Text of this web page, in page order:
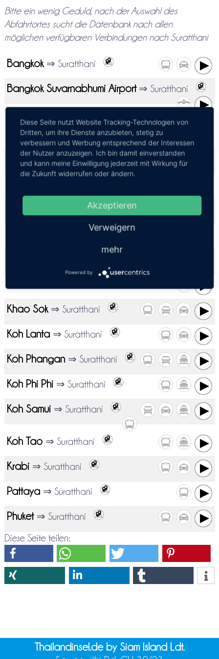
Bitte ein wenig Geduld, nach der Auswahl des
Abfahrtortes sucht die Datenbank nach allen
möglichen verfügbaren Verbindungen nach Suratthani
Bangkok ⇒ Suratthani
Bangkok Suvarnabhumi Airport⇒ Suratthani
Bangkok Don Mueang Airport⇒ Suratthani
Chiang Mai⇒ Suratthani
⇒ Suratthani
Khao Sok ⇒ Suratthani
Koh Lanta ⇒ Suratthani
Koh Phangan ⇒ Suratthani
Koh Phi Phi ⇒ Suratthani
Koh Samui ⇒ Suratthani
Koh Tao ⇒ Suratthani
Krabi ⇒ Suratthani
Pattaya ⇒ Suratthani
Phuket ⇒ Suratthani
Diese Seite teilen:
Thailandinsel.de by Siam Island Ldt.
Diese Seite nutzt Website Tracking-Technologien von
Dritten, um ihre Dienste anzubieten, stetig zu
verbessern und Werbung entsprechend der Interessen
der Nutzer anzuzeigen. Ich bin damit einverstanden
und kann meine Einwilligung jederzeit mit Wirkung für
die Zukunft widerrufen oder ändern.
Akzeptieren
Verweigern
mehr
Powered by